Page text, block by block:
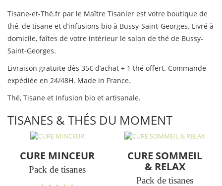
Tisane-et-Thé.fr par le Maître Tisanier est votre boutique de
thé, de tisane et d’infusions bio à Bussy-Saint-Georges. Livré à
domicile, faîtes de votre intérieur le salon de thé de Bussy-
Saint-Georges.
Livraison gratuite dès 35€ d’achat + 1 thé offert. Commande
expédiée en 24/48H. Made in France.
Thé, Tisane et Infusion bio et artisanale.
TISANES & THÉS DU MOMENT
CURE MINCEUR
Pack de tisanes
CURE SOMMEIL
& RELAX
Pack de tisanes